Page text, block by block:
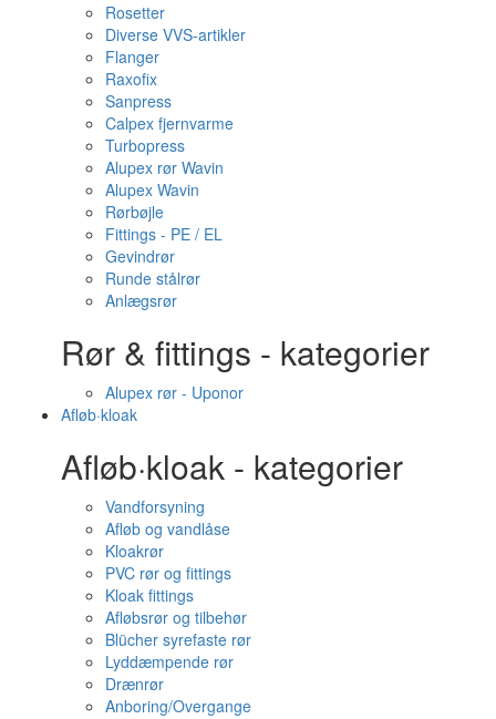
Rosetter
Diverse VVS-artikler
Flanger
Raxofix
Sanpress
Calpex fjernvarme
Turbopress
Alupex rør Wavin
Alupex Wavin
Rørbøjle
Fittings - PE / EL
Gevindrør
Runde stålrør
Anlægsrør
Rør & fittings - kategorier
Alupex rør - Uponor
Afløb·kloak
Afløb·kloak - kategorier
Vandforsyning
Afløb og vandlåse
Kloakrør
PVC rør og fittings
Kloak fittings
Afløbsrør og tilbehør
Blücher syrefaste rør
Lyddæmpende rør
Drænrør
Anboring/Overgange